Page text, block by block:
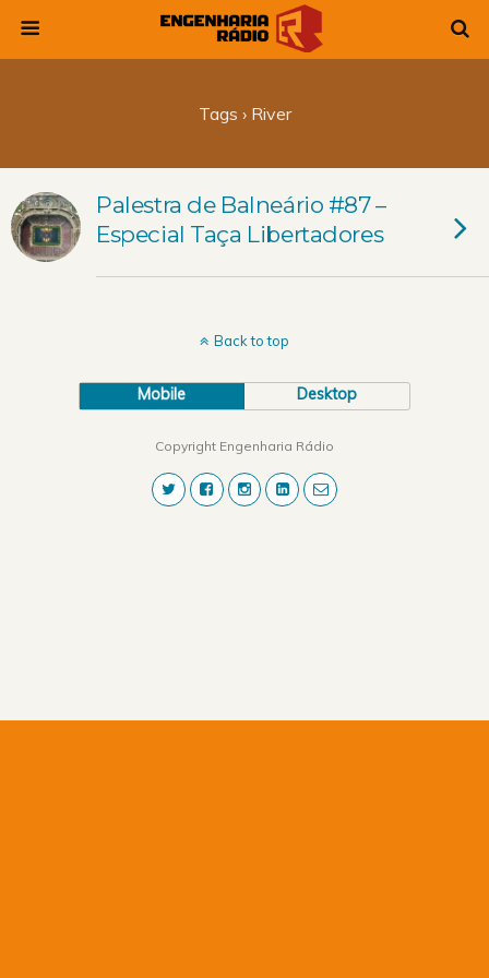
Tags › River
Palestra de Balneário #87 –
Especial Taça Libertadores
Back to top
Mobile Desktop
Copyright Engenharia Rádio